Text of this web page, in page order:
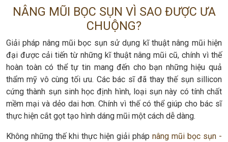
NÂNG MŨI BỌC SỤN VÌ SAO ĐƯỢC ƯA
CHUỘNG?
Giải pháp nâng mũi bọc sụn sử dụng kĩ thuật nâng mũi hiện
đại được cải tiến từ những kĩ thuật nâng mũi cũ, chính vì thế
hoàn toàn có thể tự tin mang đến cho bạn những hiệu quả
thẩm mỹ vô cùng tối ưu. Các bác sĩ đã thay thế sụn sillicon
cứng thành sụn sinh học định hình, loại sụn này có tính chất
mềm mại và dẻo dai hơn. Chính vì thế có thể giúp cho bác sĩ
thực hiện cắt gọt tạo hình dáng mũi một cách dễ dàng.
Không những thế khi thực hiện giải pháp nâng mũi bọc sụn -